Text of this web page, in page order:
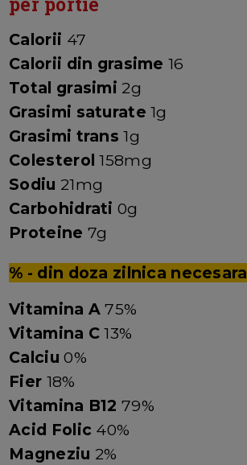
Calorii 47
Calorii din grasime 16
Total grasimi 2g
Grasimi saturate 1g
Grasimi trans 1g
Colesterol 158mg
Sodiu 21mg
Carbohidrati 0g
Proteine 7g
% - din doza zilnica necesara
Vitamina A 75%
Vitamina C 13%
Calciu 0%
Fier 18%
Vitamina B12 79%
Acid Folic 40%
Magneziu 2%